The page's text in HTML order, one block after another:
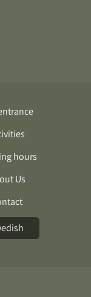
hours
Us